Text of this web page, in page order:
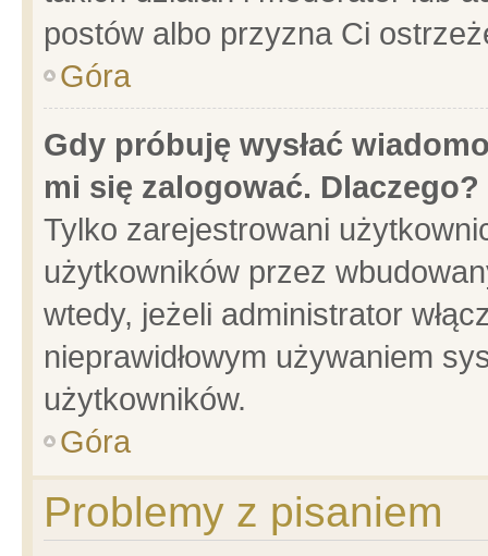
postów albo przyzna Ci
Góra
Gdy próbuję wysłać
mi się zalogować. Dlaczego?
Tylko zarejestrowani
użytkowników przez
wtedy, jeżeli administrator
nieprawidłowym używaniem
użytkowników.
Góra
Problemy z pisaniem